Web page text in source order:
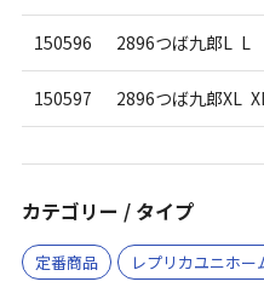
150596 2896つば九郎L L
150597 2896つば九郎XL
カテゴリー / タイプ
定番商品 レプリカユニホー